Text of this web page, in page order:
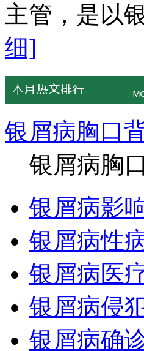
主管，是以
细]
银屑病胸口
银屑病胸
银屑病影
银屑病性
银屑病医
银屑病侵
银屑病确